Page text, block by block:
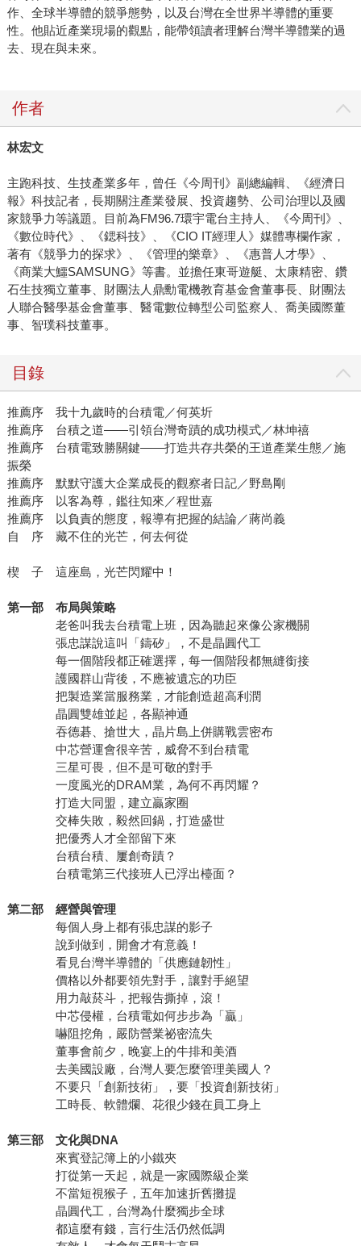
作、全球半導體的競爭態勢，以及台灣在全世界半導體的重要
性。他貼近產業現場的觀點，能帶領讀者理解台灣半導體業的過
去、現在與未來。
作者
林宏文
主跑科技、生技產業多年，曾任《今周刊》副總編輯、《經濟日
報》科技記者，長期關注產業發展、投資趨勢、公司治理以及國
家競爭力等議題。目前為FM96.7環宇電台主持人、《今周刊》、
《數位時代》、《鍶科技》、《CIO IT經理人》媒體專欄作家，
著有《競爭力的探求》、《管理的樂章》、《惠普人才學》、
《商業大鱷SAMSUNG》等書。並擔任東哥遊艇、太康精密、鑽
石生技獨立董事、財團法人鼎勳電機教育基金會董事長、財團法
人聯合醫學基金會董事、醫電數位轉型公司監察人、喬美國際董
事、智璞科技董事。
目錄
推薦序 我十九歲時的台積電／何英圻
推薦序 台積之道——引領台灣奇蹟的成功模式／林坤禧
推薦序 台積電致勝關鍵——打造共存共榮的王道產業生態／施
振榮
推薦序 默默守護大企業成長的觀察者日記／野島剛
推薦序 以客為尊，鑑往知來／程世嘉
推薦序 以負責的態度，報導有把握的結論／蔣尚義
自 序 藏不住的光芒，何去何從
楔 子 這座島，光芒閃耀中！
第一部 布局與策略
老爸叫我去台積電上班，因為聽起來像公家機關
張忠謀說這叫「鑄矽」，不是晶圓代工
每一個階段都正確選擇，每一個階段都無縫銜接
護國群山背後，不應被遺忘的功臣
把製造業當服務業，才能創造超高利潤
晶圓雙雄並起，各顯神通
吞德碁、搶世大，晶片島上併購戰雲密布
中芯營運會很辛苦，威脅不到台積電
三星可畏，但不是可敬的對手
一度風光的DRAM業，為何不再閃耀？
打造大同盟，建立贏家圈
交棒失敗，毅然回鍋，打造盛世
把優秀人才全部留下來
台積台積、屢創奇蹟？
台積電第三代接班人已浮出檯面？
第二部 經營與管理
每個人身上都有張忠謀的影子
說到做到，開會才有意義！
看見台灣半導體的「供應鏈韌性」
價格以外都要領先對手，讓對手絕望
用力敲菸斗，把報告撕掉，滾！
中芯侵權，台積電如何步步為「贏」
嚇阻挖角，嚴防營業祕密流失
董事會前夕，晚宴上的牛排和美酒
去美國設廠，台灣人要怎麼管理美國人？
不要只「創新技術」，要「投資創新技術」
工時長、軟體爛、花很少錢在員工身上
第三部 文化與DNA
來賓登記簿上的小鐵夾
打從第一天起，就是一家國際級企業
不當短視猴子，五年加速折舊攤提
晶圓代工，台灣為什麼獨步全球
都這麼有錢，言行生活仍然低調